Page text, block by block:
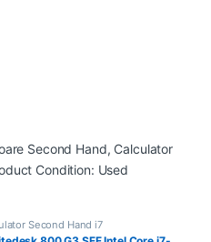
Second Hand, Calculator
Condition: Used
Second Hand i7